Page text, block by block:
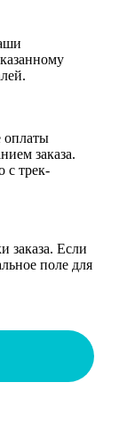
оплаты
заказа.
с трек-
заказа. Если
поле для